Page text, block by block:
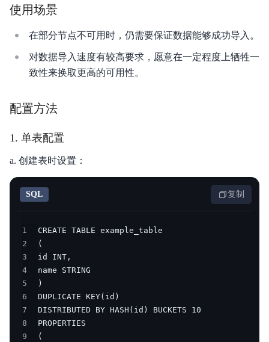
使用场景
在部分节点不可用时，仍需要保证数据能够成功导入。
对数据导入速度有较高要求，愿意在一定程度上牺牲一
致性来换取更高的可用性。
配置方法
1. 单表配置
a. 创建表时设置：
SQL 复制
1
2
3
4
5
6
7
8
9